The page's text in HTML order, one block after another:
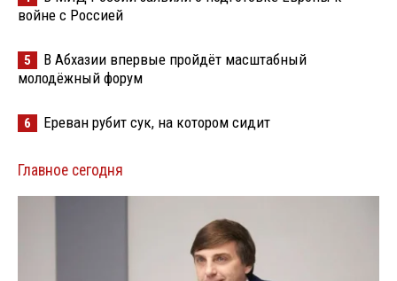
войне с Россией
5
В Абхазии впервые пройдёт масштабный
молодёжный форум
6 Ереван рубит сук, на котором сидит
Главное сегодня